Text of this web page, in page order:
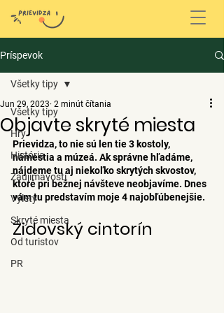
Príspevok
Všetky tipy
Hry
História
Zaujímavosti
Výlety
Skryté miesta
Od turistov
PR
Všetky tipy
Objavte skryté miesta
Jun 29, 2023 2 minút čítania
Prievidza, to nie sú len tie 3 kostoly,
námestia a múzeá. Ak správne hľadáme,
nájdeme tu aj niekoľko skrytých skvostov,
ktoré pri bežnej návšteve neobjavíme. Dnes
vám tu predstavím moje 4 najobľúbenejšie.
Židovský cintorín